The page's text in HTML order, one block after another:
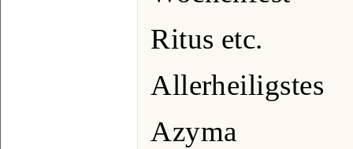
Ritus etc.
Allerheiligstes
Azyma